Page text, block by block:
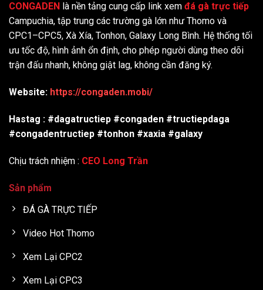
CONGADEN là nền tảng cung cấp link xem đá gà trực tiếp
Campuchia, tập trung các trường gà lớn như Thomo và
CPC1–CPC5, Xà Xía, Tonhon, Galaxy Long Bình. Hệ thống tối
ưu tốc độ, hình ảnh ổn định, cho phép người dùng theo dõi
trận đấu nhanh, không giật lag, không cần đăng ký.
Website: https://congaden.mobi/
Hastag : #dagatructiep #congaden #tructiepdaga
#congadentructiep #tonhon #xaxia #galaxy
Chịu trách nhiệm : CEO Long Trần
Sản phẩm
ĐÁ GÀ TRỰC TIẾP
Video Hot Thomo
Xem Lại CPC2
Xem Lại CPC3